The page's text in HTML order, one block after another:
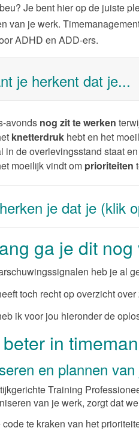
Je bent hier op de juiste
van je werk.
ADHD en ADD-ers.
je herkent dat je...
avonds nog zit te werken
knetterdruk hebt en het
in de overlevingsstand staat
moeilijk vindt om prioriteiten
je dat je (klik
ga je dit
heb je al
toch recht op overzicht
ik voor jou hieronder de
in
en plannen
Training
van je werk, zorgt dat
code te kraken van het